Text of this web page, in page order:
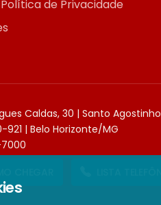
de Privacidade
Caldas, 30 | Santo Agostinho
921 | Belo Horizonte/MG